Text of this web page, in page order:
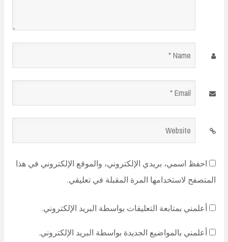
Name
Email
Website
احفظ اسمي، بريدي الإلكتروني، والموقع الإلكتروني في هذا
المتصفح لاستخدامها المرة المقبلة في تعليقي.
أعلمني بمتابعة التعليقات بواسطة البريد الإلكتروني.
أعلمني بالمواضيع الجديدة بواسطة البريد الإلكتروني.